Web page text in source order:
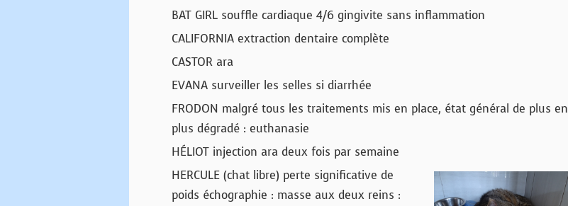
BAT GIRL souffle cardiaque 4/6 gingivite sans inflammation
CALIFORNIA extraction dentaire complète
CASTOR ara
EVANA surveiller les selles si diarrhée
FRODON malgré tous les traitements mis en place, état général de plus en
plus dégradé : euthanasie
HÉLIOT injection ara deux fois par semaine
HERCULE (chat libre) perte significative de
poids échographie : masse aux deux reins :